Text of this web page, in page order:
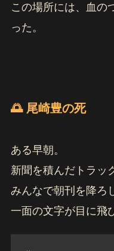
この場所には、血の
った。
🌅 尾崎豊の死
ある早朝。
新聞を積んだトラッ
みんなで朝刊を降ろ
一面の文字が目に飛